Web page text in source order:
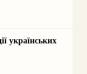
українських